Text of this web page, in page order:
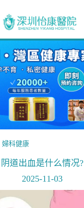
婦科健康
阴道出血是什么情况?
2025-11-03